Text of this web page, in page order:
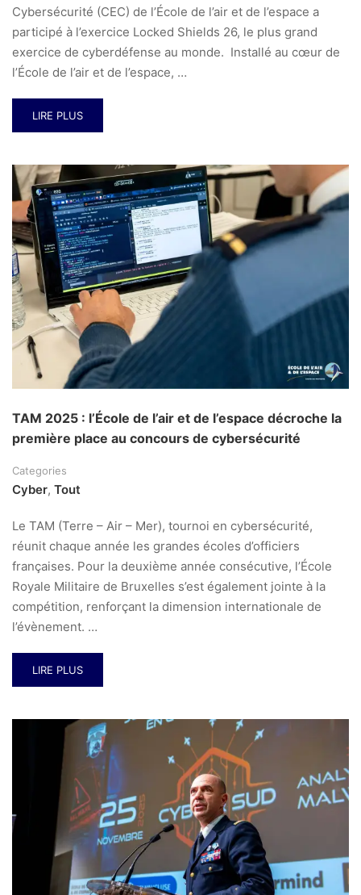
Cybersécurité (CEC) de l’École de l’air et de l’espace a
participé à l’exercice Locked Shields 26, le plus grand
exercice de cyberdéfense au monde. Installé au cœur de
l’École de l’air et de l’espace, …
LIRE PLUS
TAM 2025 : l’École de l’air et de l’espace décroche la
première place au concours de cybersécurité
Categories
Cyber, Tout
Le TAM (Terre – Air – Mer), tournoi en cybersécurité,
réunit chaque année les grandes écoles d’officiers
françaises. Pour la deuxième année consécutive, l’École
Royale Militaire de Bruxelles s’est également jointe à la
compétition, renforçant la dimension internationale de
l’évènement. …
LIRE PLUS